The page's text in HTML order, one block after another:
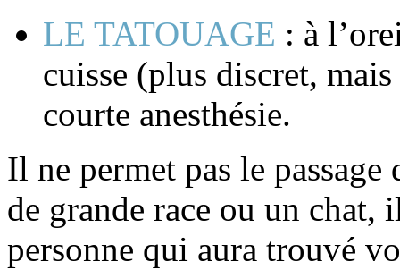
LE TATOUAGE : à
cuisse (plus discret,
courte anesthésie.
Il ne permet pas le
de grande race ou un chat,
personne qui aura trouvé